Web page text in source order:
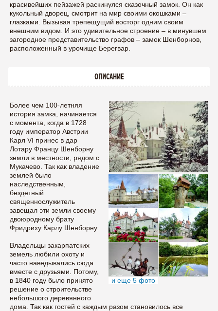
красивейших пейзажей раскинулся сказочный замок. Он как
кукольный дворец, смотрит на мир своими окошками –
глазками. Вызывая трепещущий восторг одним своим
внешним видом. И это удивительное строение – в минувшем
загородное представительство графов – замок Шенборнов,
расположенный в урочище Берегвар.
ОПИСАНИЕ
и еще 5 фото
Более чем 100-летняя
история замка, начинается
с момента, когда в 1728
году император Австрии
Карл VI принес в дар
Лотару Францу Шенборну
земли в местности, рядом с
Мукачево. Так как владение
землей было
наследственным,
бездетный
священнослужитель
завещал эти земли своему
двоюродному брату
Фридриху Карлу Шенборну.
Владельцы закарпатских
земель любили охоту и
часто наведывались сюда
вместе с друзьями. Потому,
в 1840 году было принято
решение о строительстве
небольшого деревянного
дома. Так как гостей с каждым разом становилось все